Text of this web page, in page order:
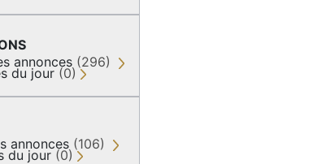
annonces (296)
du jour (0)
annonces (106)
du jour (0)